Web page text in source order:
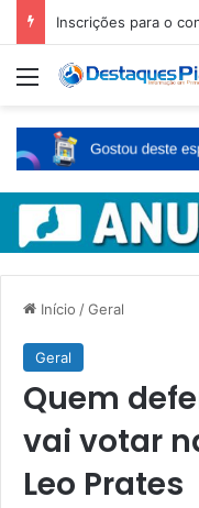
Menu
Início /Geral
Geral
Quem
vai votar
Leo Prates